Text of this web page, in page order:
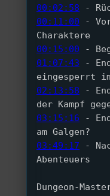
00:02:58 -
00:11:00 -
Charaktere
00:15:00 -
01:07:43 -
eingesperrt
02:13:58 -
der Kampf
03:15:16 -
am Galgen?
03:49:17 -
Abenteuers
Dungeon-